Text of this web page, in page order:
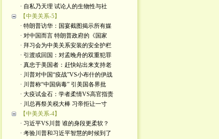
· 自私乃天理 试论人的生物性与社
【中美关系-5】
· 特朗普访华：国宴截图揭示所有媒
· 对中国而言 特朗普政府的《国家
· 拜习会为中美关系安装的安全护栏
· 引渡或回国：对孟晚舟的双重犯罪
· 真忠于美国者：赶快站出来支持老
· 川普对中国“疫战”VS小布什的伊战
· 川普称“中国病毒” 引美国各界批
· 大疫试金石：学者柔情VS高官指责
· 川总再祭关税大棒 习帝拒让一寸
【中美关系-4】
· 习近平VS川普 谁的身段更柔软？
· 考验川普和习近平智慧的时候到了